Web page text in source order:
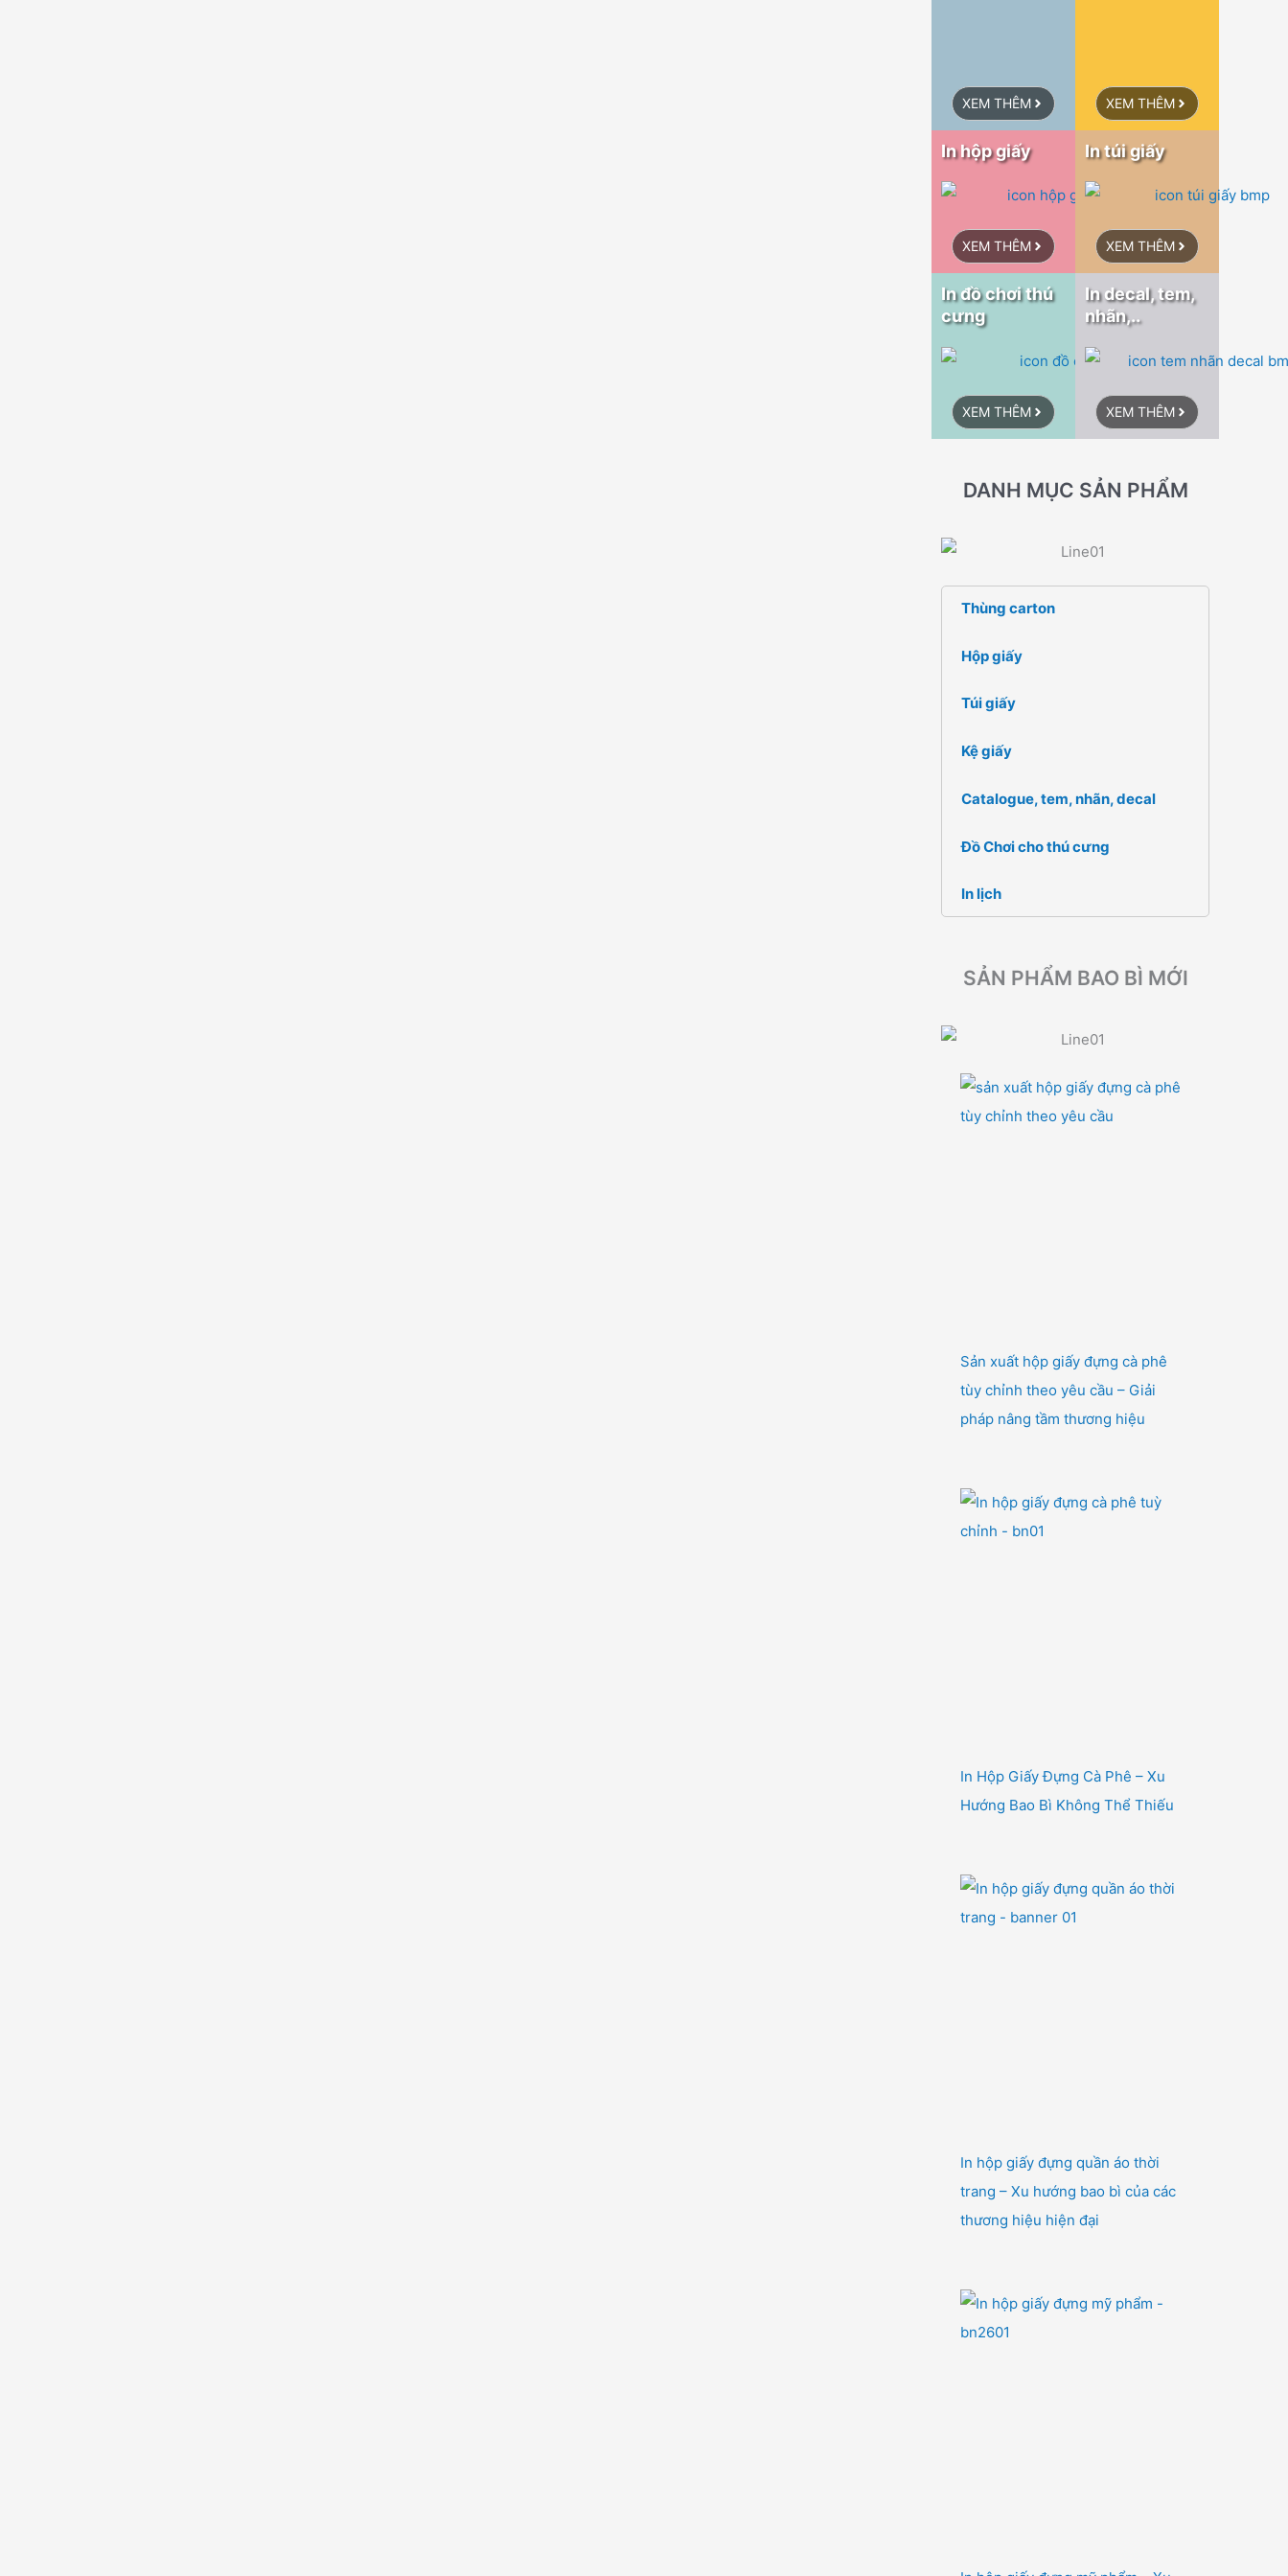
XEM THÊM XEM THÊM
In hộp giấy
XEM THÊM
In túi giấy
XEM THÊM
In đồ chơi thú
cưng
XEM THÊM
In decal, tem,
nhãn,..
XEM THÊM
DANH MỤC SẢN PHẨM
Thùng carton
Hộp giấy
Túi giấy
Kệ giấy
Catalogue, tem, nhãn, decal
Đồ Chơi cho thú cưng
In lịch
SẢN PHẨM BAO BÌ MỚI
Sản xuất hộp giấy đựng cà phê
tùy chỉnh theo yêu cầu – Giải
pháp nâng tầm thương hiệu
In Hộp Giấy Đựng Cà Phê – Xu
Hướng Bao Bì Không Thể Thiếu
In hộp giấy đựng quần áo thời
trang – Xu hướng bao bì của các
thương hiệu hiện đại